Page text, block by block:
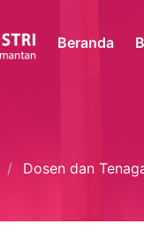
Beranda
Dosen dan